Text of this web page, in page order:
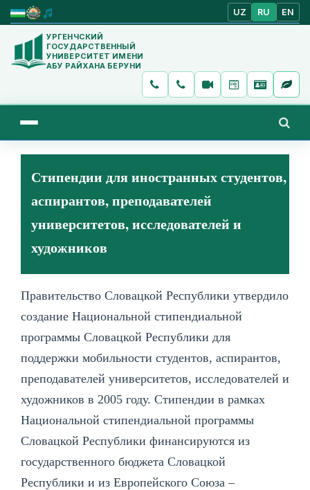
UZ RU EN
УРГЕНЧСКИЙ
ГОСУДАРСТВЕННЫЙ
УНИВЕРСИТЕТ ИМЕНИ
АБУ РАЙХАНА БЕРУНИ
Стипендии для иностранных студентов,
аспирантов, преподавателей
университетов, исследователей и
художников
Правительство Словацкой Республики утвердило
создание Национальной стипендиальной
программы Словацкой Республики для
поддержки мобильности студентов, аспирантов,
преподавателей университетов, исследователей и
художников в 2005 году. Стипендии в рамках
Национальной стипендиальной программы
Словацкой Республики финансируются из
государственного бюджета Словацкой
Республики и из Европейского Союза –